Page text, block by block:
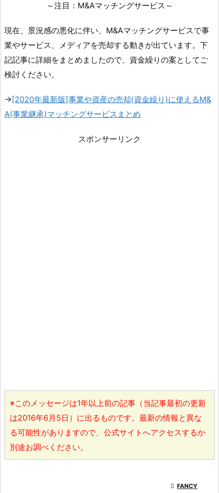
～注目：M&Aマッチングサービス～
現在、景況感の悪化に伴い、M&Aマッチングサービスで事
業やサービス、メディアを売却する動きが出ています。下
記記事に詳細をまとめましたので、資金繰りの案としてご
検討ください。
→[2020年最新版]事業や資産の売却(資金繰り)に使えるM&
A(事業継承)マッチングサービスまとめ
スポンサーリンク
※このメッセージは1年以上前の記事（当記事最初の更新
は2016年6月5日）に出るものです。最新の情報と異な
る可能性がありますので、公式サイトへアクセスするか
別途お調べください。
 FANCY